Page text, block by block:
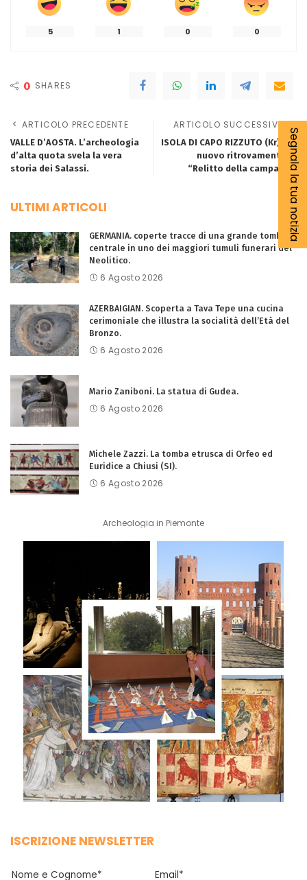
5 1 0 0
0 SHARES
ARTICOLO PRECEDENTE
VALLE D’AOSTA. L’archeologia
d’alta quota svela la vera
storia dei Salassi.
ARTICOLO SUCCESSIVO
ISOLA DI CAPO RIZZUTO (Kr). Un
nuovo ritrovamento: il
“Relitto della campana”.
ULTIMI ARTICOLI
GERMANIA. coperte tracce di una grande tomba
centrale in uno dei maggiori tumuli funerari del
Neolitico.
6 Agosto 2026
AZERBAIGIAN. Scoperta a Tava Tepe una cucina
cerimoniale che illustra la socialità dell’Età del
Bronzo.
6 Agosto 2026
Mario Zaniboni. La statua di Gudea.
6 Agosto 2026
Michele Zazzi. La tomba etrusca di Orfeo ed
Euridice a Chiusi (SI).
6 Agosto 2026
Archeologia in Piemonte
ISCRIZIONE NEWSLETTER
Nome e Cognome* Email*
Segnala la tua notizia